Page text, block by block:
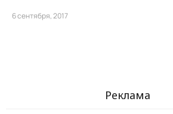
6 сентября, 2017
Реклама